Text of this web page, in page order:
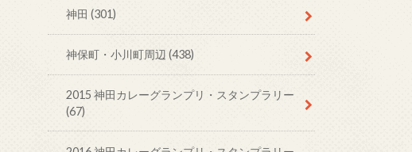
神田(301)
神保町・小川町周辺(438)
2015 神田カレーグランプリ・スタンプラリー
(67)